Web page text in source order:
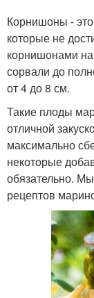
Корнишоны -
которые не
корнишонами
сорвали до
от 4 до 8 см.
Такие плоды
отличной
максимально
некоторые
обязательно.
рецептов